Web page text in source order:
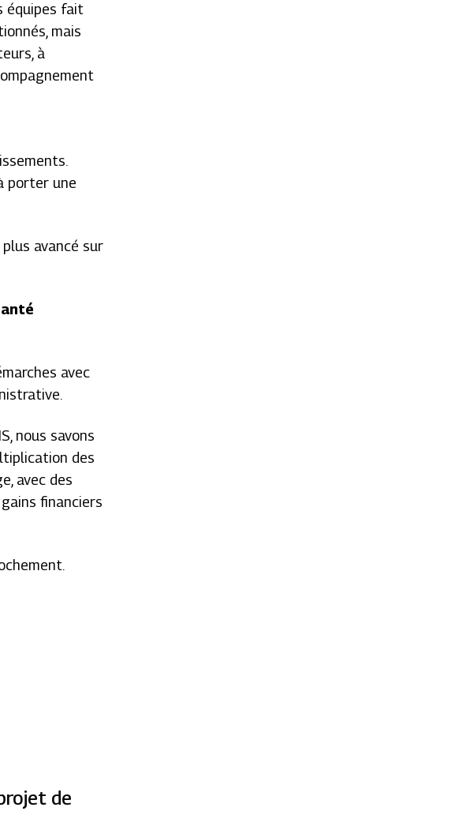
équipes fait
mais
à
porter une
avancé sur
avec
nous savons
des
avec des
financiers
de